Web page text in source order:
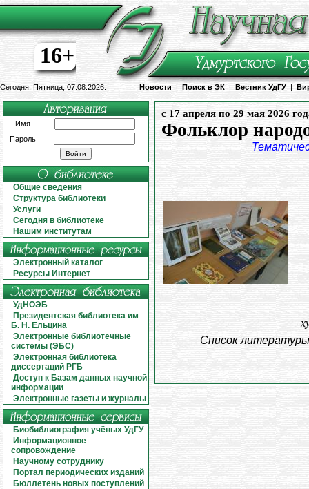
16+
Сегодня: Пятница, 07.08.2026. Новости | Поиск в ЭК | Вестник УдГУ |
Имя
Пароль
Общие сведения
Структура библиотеки
Услуги
Сегодня в библиотеке
Нашим институтам
Электронный каталог
Ресурсы Интернет
УдНОЭБ
Президентская библиотека им
Б. Н. Ельцина
Электронные библиотечные
системы (ЭБС)
Электронная библиотека
диссертаций РГБ
Доступ к Базам данных научной
информации
Электронные газеты и журналы
Биобиблиография учёных УдГУ
Информационное
сопровождение
Научному сотруднику
Портал периодических изданий
Бюллетень новых поступлений
с 17 апреля по 29 мая 2026
Фольклор
Список литературы